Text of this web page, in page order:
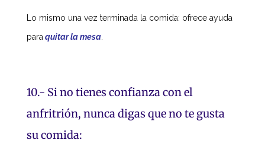
Lo mismo una vez terminada la comida: ofrece ayuda
para quitar la mesa.
10.- Si no tienes confianza con el
anfritrión, nunca digas que no te gusta
su comida: